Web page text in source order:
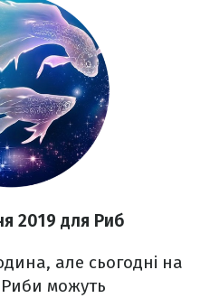
2019 для Риб
але сьогодні на
Риби можуть